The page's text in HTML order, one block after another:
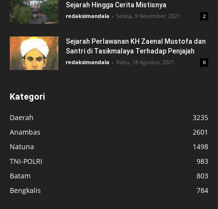
Sejarah Hingga Cerita Mistisnya
redaksimandala - Selasa, 9 November, 2021 2
Sejarah Perlawanan KH Zaenal Mustofa dan
Santri di Tasikmalaya Terhadap Penjajah
redaksimandala - Rabu, 18 Agustus, 2021 0
Kategori
Daerah
3235
Anambas
2601
Natuna
1498
TNI-POLRI
983
Batam
803
Bengkalis
784